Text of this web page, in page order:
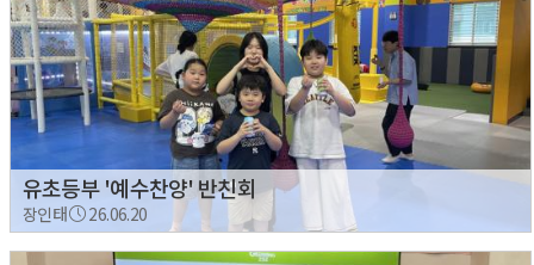
유초등부 '예수찬양' 반친회
장인태 26.06.20